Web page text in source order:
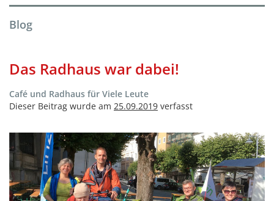
Blog
Das Radhaus war dabei!
Café und Radhaus für Viele Leute
Dieser Beitrag wurde am 25.09.2019 verfasst